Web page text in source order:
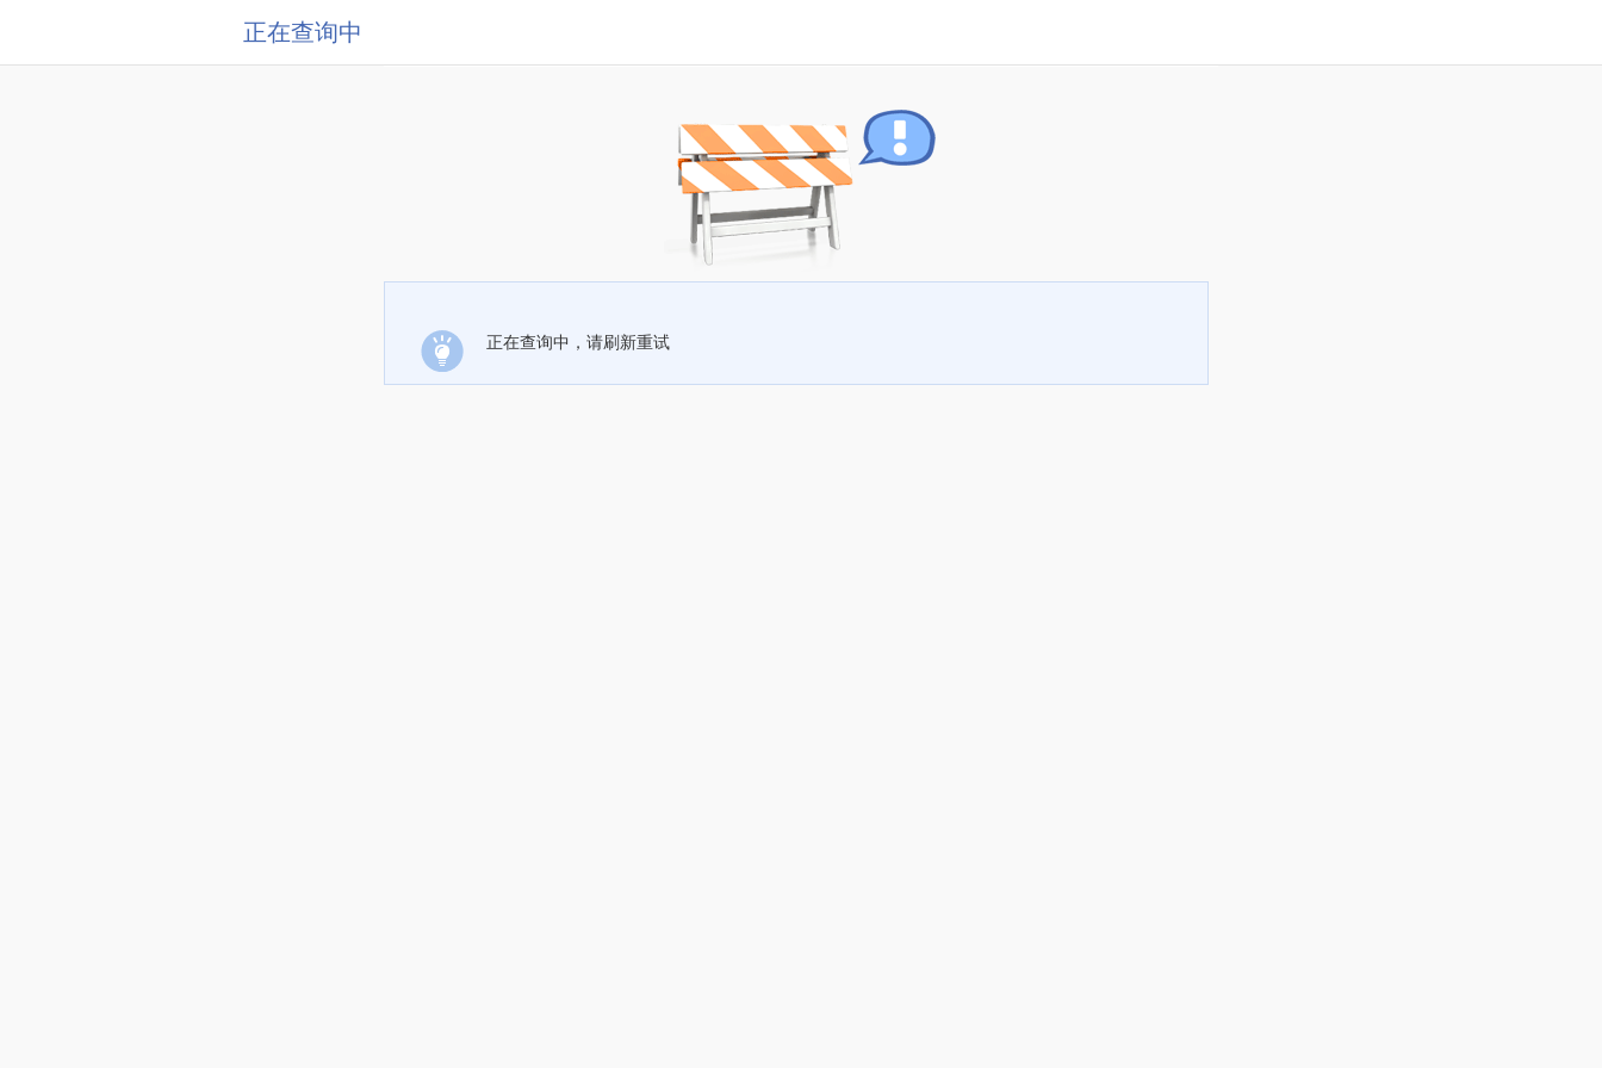
正在查询中
正在查询中，请刷新重试